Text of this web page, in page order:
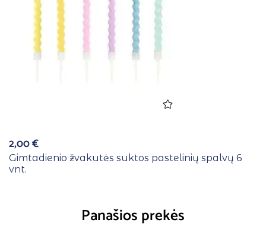
2,00€
Gimtadienio žvakutės suktos pastelinių spalvų 6
vnt.
Panašios prekės